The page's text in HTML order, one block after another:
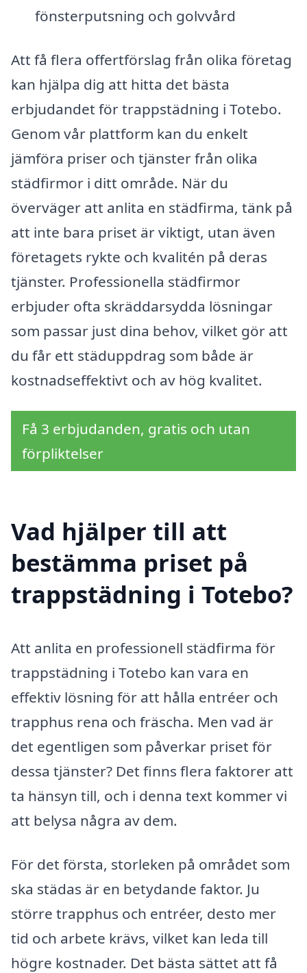
fönsterputsning och golvvård
Att få flera offertförslag från olika företag
kan hjälpa dig att hitta det bästa
erbjudandet för trappstädning i Totebo.
Genom vår plattform kan du enkelt
jämföra priser och tjänster från olika
städfirmor i ditt område. När du
överväger att anlita en städfirma, tänk på
att inte bara priset är viktigt, utan även
företagets rykte och kvalitén på deras
tjänster. Professionella städfirmor
erbjuder ofta skräddarsydda lösningar
som passar just dina behov, vilket gör att
du får ett städuppdrag som både är
kostnadseffektivt och av hög kvalitet.
Få 3 erbjudanden, gratis och utan
förpliktelser
Vad hjälper till att
bestämma priset på
trappstädning i Totebo?
Att anlita en professionell städfirma för
trappstädning i Totebo kan vara en
effektiv lösning för att hålla entréer och
trapphus rena och fräscha. Men vad är
det egentligen som påverkar priset för
dessa tjänster? Det finns flera faktorer att
ta hänsyn till, och i denna text kommer vi
att belysa några av dem.
För det första, storleken på området som
ska städas är en betydande faktor. Ju
större trapphus och entréer, desto mer
tid och arbete krävs, vilket kan leda till
högre kostnader. Det bästa sättet att få